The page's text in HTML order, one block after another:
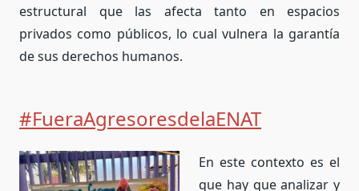
estructural que las afecta tanto en espacios
privados como públicos, lo cual vulnera la garantía
de sus derechos humanos.
#FueraAgresoresdelaENAT
En este contexto es el
que hay que analizar y